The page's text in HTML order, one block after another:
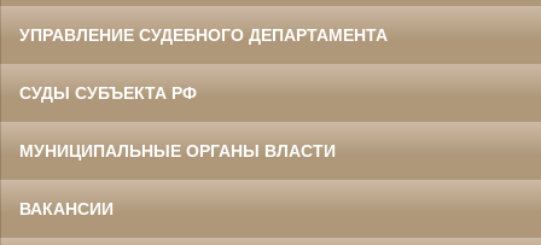
УПРАВЛЕНИЕ СУДЕБНОГО ДЕПАРТАМЕНТА
СУДЫ СУБЪЕКТА РФ
МУНИЦИПАЛЬНЫЕ ОРГАНЫ ВЛАСТИ
ВАКАНСИИ